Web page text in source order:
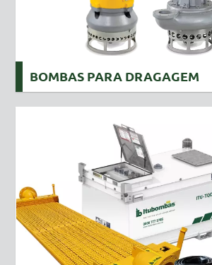
BOMBAS PARA DRAGAGEM